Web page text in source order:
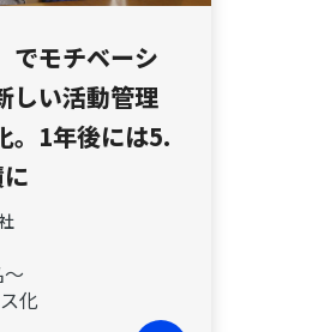
でモチベーシ
しい活動管理
。1年後には5.
化